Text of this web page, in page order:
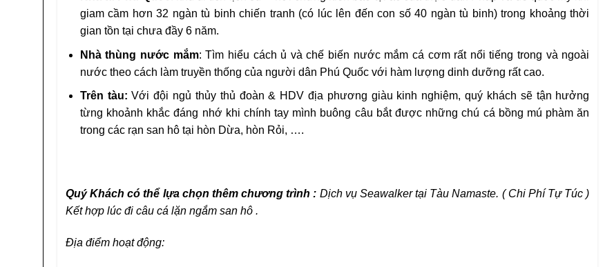
giam cầm hơn 32 ngàn tù binh chiến tranh (có lúc lên đến con số 40 ngàn tù binh) trong khoảng thời
gian tồn tại chưa đầy 6 năm.
Nhà thùng nước mắm: Tìm hiểu cách ủ và chế biến nước mắm cá cơm rất nổi tiếng trong và ngoài
nước theo cách làm truyền thống của người dân Phú Quốc với hàm lượng dinh dưỡng rất cao.
Trên tàu: Với đội ngủ thủy thủ đoàn & HDV địa phương giàu kinh nghiệm, quý khách sẽ tận hưởng
từng khoảnh khắc đáng nhớ khi chính tay mình buông câu bắt được những chú cá bồng mú phàm ăn
trong các rạn san hô tại hòn Dừa, hòn Rỏi, ….
Quý Khách có thể lựa chọn thêm chương trình : Dịch vụ Seawalker tại Tàu Namaste. ( Chi Phí Tự Túc )
Kết hợp lúc đi câu cá lặn ngắm san hô .
Địa điểm hoạt động: